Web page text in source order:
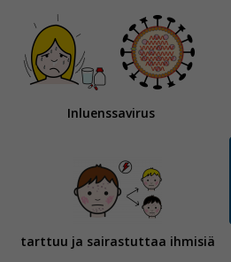
Inluenssavirus
tarttuu ja sairastuttaa ihmisiä